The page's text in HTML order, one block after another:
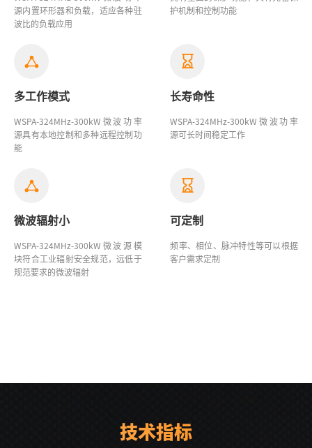
源内置环形器和负载，适应各种驻
波比的负载应用
护机制和控制功能
多工作模式
WSPA-324MHz-300kW微波功率
源具有本地控制和多种远程控制功
能
长寿命性
WSPA-324MHz-300kW微波功率
源可长时间稳定工作
微波辐射小
WSPA-324MHz-300kW微波源模
块符合工业辐射安全规范，远低于
规范要求的微波辐射
可定制
频率、相位、脉冲特性等可以根据
客户需求定制
技术指标